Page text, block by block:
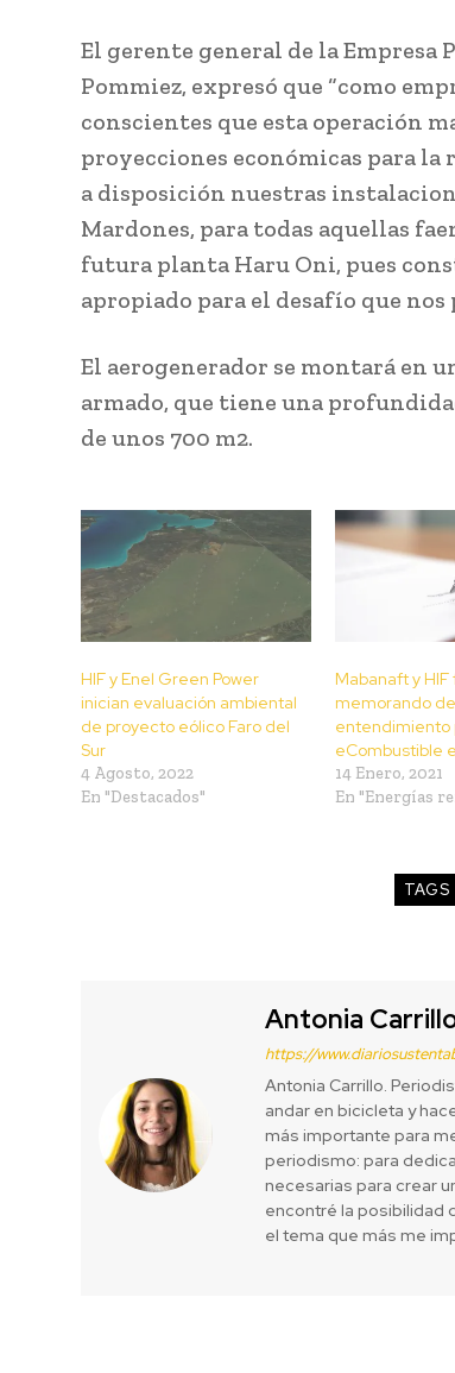
El gerente general de la
Pommiez, expresó que “como
conscientes que esta operación
proyecciones económicas para la
a disposición nuestras
Mardones, para todas aquellas
futura planta Haru Oni, pues
apropiado para el desafío que nos
El aerogenerador se montará en
armado, que tiene una
de unos 700 m2.
HIF y Enel Green Power
inician evaluación ambiental
de proyecto eólico Faro del
Sur
4 Agosto, 2022
En "Destacados"
Mabanaft y HIF
memorando de
entendimiento
eCombustible
14 Enero, 2021
En "Energías
TAGS
Antonia
https://
Antonia Carrillo.
andar en bicicleta y
más importante para
periodismo: para
necesarias para crear
encontré la posibilidad
el tema que más me